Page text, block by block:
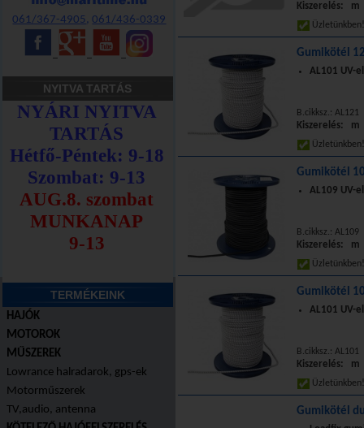
061/367-4905,061/436-0339
NYITVA TARTÁS
TERMÉKEINK
HAJÓK
MOTOROK
MŰSZEREK
Lowrance halradarok, gps-ek
Motorműszerek
TV,audio, antenna
Kiszerelés: m
Gumikötél
AL101 UV-
B.cikksz.: AL121
Kiszerelés: m
Gumikötél
AL109 UV-
B.cikksz.: AL109
Kiszerelés: m
Gumikötél
AL101 UV-
B.cikksz.: AL101
Kiszerelés: m
Gumikötél